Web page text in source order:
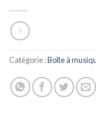
Catégorie :Boîte à